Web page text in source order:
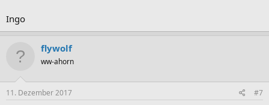
Ingo
flywolf
ww-ahorn
11. Dezember 2017 #7